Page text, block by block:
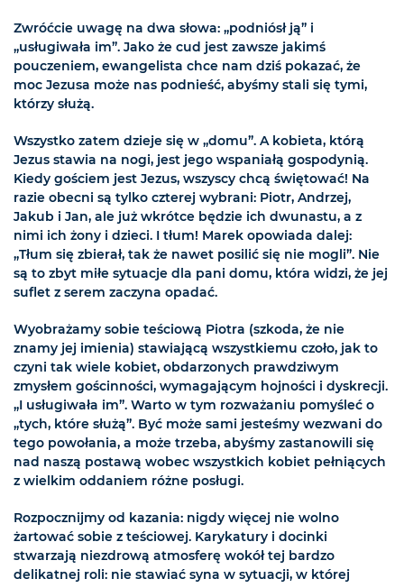
Zwróćcie uwagę na dwa słowa: „podniósł ją” i
„usługiwała im”. Jako że cud jest zawsze jakimś
pouczeniem, ewangelista chce nam dziś pokazać, że
moc Jezusa może nas podnieść, abyśmy stali się tymi,
którzy służą.
Wszystko zatem dzieje się w „domu”. A kobieta, którą
Jezus stawia na nogi, jest jego wspaniałą gospodynią.
Kiedy gościem jest Jezus, wszyscy chcą świętować! Na
razie obecni są tylko czterej wybrani: Piotr, Andrzej,
Jakub i Jan, ale już wkrótce będzie ich dwunastu, a z
nimi ich żony i dzieci. I tłum! Marek opowiada dalej:
„Tłum się zbierał, tak że nawet posilić się nie mogli”. Nie
są to zbyt miłe sytuacje dla pani domu, która widzi, że jej
suflet z serem zaczyna opadać.
Wyobrażamy sobie teściową Piotra (szkoda, że nie
znamy jej imienia) stawiającą wszystkiemu czoło, jak to
czyni tak wiele kobiet, obdarzonych prawdziwym
zmysłem gościnności, wymagającym hojności i dyskrecji.
„I usługiwała im”. Warto w tym rozważaniu pomyśleć o
„tych, które służą”. Być może sami jesteśmy wezwani do
tego powołania, a może trzeba, abyśmy zastanowili się
nad naszą postawą wobec wszystkich kobiet pełniących
z wielkim oddaniem różne posługi.
Rozpocznijmy od kazania: nigdy więcej nie wolno
żartować sobie z teściowej. Karykatury i docinki
stwarzają niezdrową atmosferę wokół tej bardzo
delikatnej roli: nie stawiać syna w sytuacji, w której